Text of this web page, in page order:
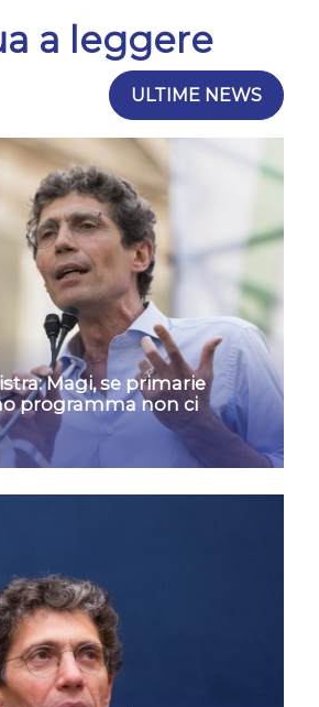
a leggere
ULTIME NEWS
Magi, se primarie
programma non ci